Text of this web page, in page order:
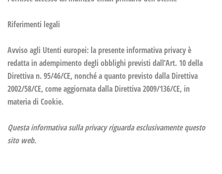
Riferimenti legali
Avviso agli Utenti europei: la presente informativa privacy è
redatta in adempimento degli obblighi previsti dall’Art. 10 della
Direttiva n. 95/46/CE, nonché a quanto previsto dalla Direttiva
2002/58/CE, come aggiornata dalla Direttiva 2009/136/CE, in
materia di Cookie.
Questa informativa sulla privacy riguarda esclusivamente questo
sito web.